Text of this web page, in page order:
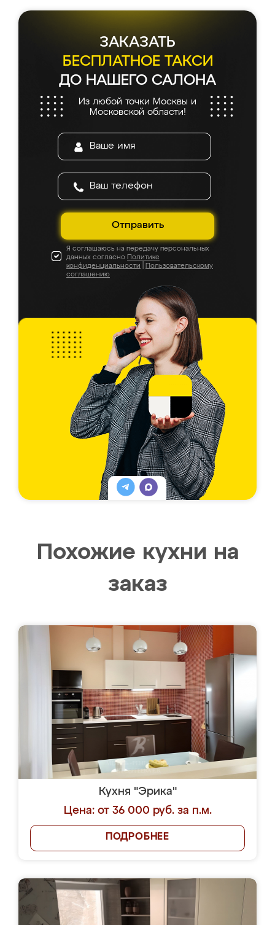
ЗАКАЗАТЬ
БЕСПЛАТНОЕ ТАКСИ
ДО НАШЕГО САЛОНА
Из любой точки Москвы и
Московской области!
Отправить
Я соглашаюсь на передачу персональных
данных согласно Политике
конфиденциальности
Пользовательскому
соглашению
Похожие кухни на
заказ
Кухня "Эрика"
Цена: от 36 000 руб. за п.м.
ПОДРОБНЕЕ